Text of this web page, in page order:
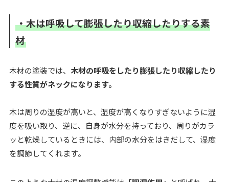
・木は呼吸して膨張したり収縮したりする素
材
木材の塗装では、 木材の呼吸をしたり膨張したり収縮したり
する性質がネックになります。
木は周りの湿度が高いと、湿度が高くなりすぎないように湿
度を吸い取り、逆に、自身が水分を持っており、周りがカラ
ッと乾燥しているときには、内部の水分をはきだして、湿度
を調節してくれます。